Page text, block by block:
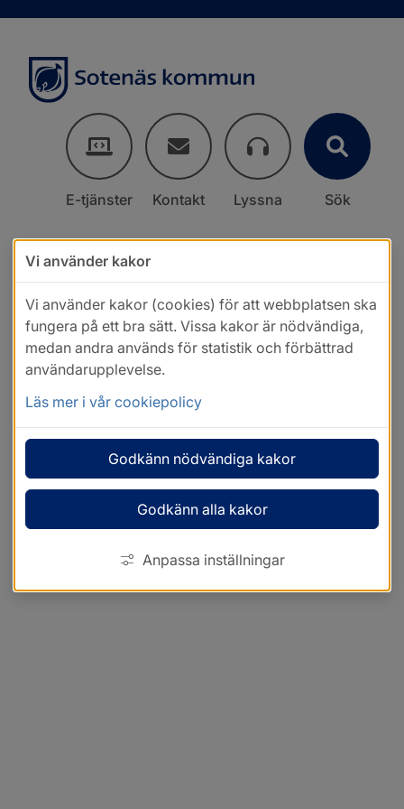
E-tjänster Kontakt Lyssna Sök
Vi använder kakor
Vi använder kakor (cookies) för att webbplatsen ska
fungera på ett bra sätt. Vissa kakor är nödvändiga,
medan andra används för statistik och förbättrad
användarupplevelse.
Läs mer i vår cookiepolicy
Godkänn nödvändiga kakor
Godkänn alla kakor
Anpassa inställningar